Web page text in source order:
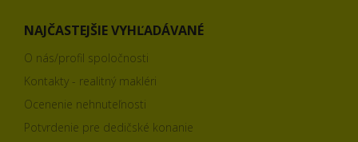
NAJČASTEJŠIE VYHĽADÁVANÉ
O nás/profil spoločnosti
Kontakty - realitný makléri
Ocenenie nehnuteľnosti
Potvrdenie pre dedičské konanie